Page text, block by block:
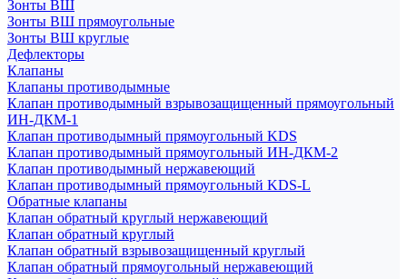
Зонты ВШ
Зонты ВШ прямоугольные
Зонты ВШ круглые
Дефлекторы
Клапаны
Клапаны противодымные
Клапан противодымный взрывозащищенный прямоугольный
ИН-ДКМ-1
Клапан противодымный прямоугольный KDS
Клапан противодымный прямоугольный ИН-ДКМ-2
Клапан противодымный нержавеющий
Клапан противодымный прямоугольный KDS-L
Обратные клапаны
Клапан обратный круглый нержавеющий
Клапан обратный круглый
Клапан обратный взрывозащищенный круглый
Клапан обратный прямоугольный нержавеющий